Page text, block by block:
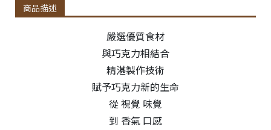
商品描述
嚴選優質食材
與巧克力相結合
精湛製作技術
賦予巧克力新的生命
從 視覺 味覺
到 香氣 口感